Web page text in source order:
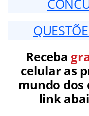
Receba
celular as
mundo dos
link